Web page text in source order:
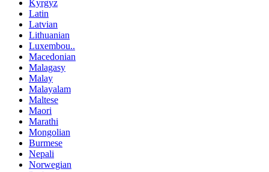
Kyrgyz
Latin
Latvian
Lithuanian
Luxembou..
Macedonian
Malagasy
Malay
Malayalam
Maltese
Maori
Marathi
Mongolian
Burmese
Nepali
Norwegian